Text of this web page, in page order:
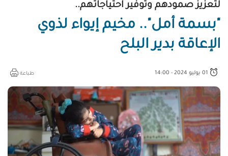
لتعزيز صمودهم وتوفير احتياجاتهم..
"بسمة أمل".. مخيم إيواء لذوي
الإعاقة بدير البلح
01 يوليو 2024 - 14:00 طباعة